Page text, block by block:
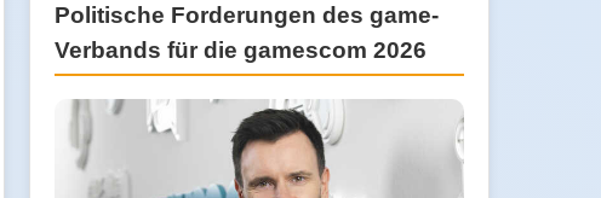
Politische Forderungen des game-
Verbands für die gamescom 2026